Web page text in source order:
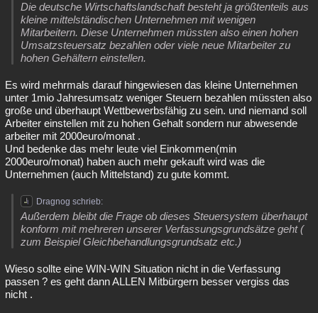
Die deutsche Wirtschaftslandschaft besteht ja größtenteils aus
kleine mittelständischen Unternehmen mit wenigen
Mitarbeitern. Diese Unternehmen müssten also einen hohen
Umsatzsteuersatz bezahlen oder viele neue Mitarbeiter zu
hohen Gehältern einstellen.
Es wird mehrmals darauf hingewiesen das kleine Unternehmen
unter 1mio Jahresumsatz weniger Steuern bezahlen müssten also
große und überhaupt Wettbewerbsfähig zu sein. und niemand soll
Arbeiter einstellen mit zu hohen Gehalt sondern nur abwesende
arbeiter mit 2000euro/monat .
Und bedenke das mehr leute viel Einkommen(min
2000euro/monat) haben auch mehr gekauft wird was die
Unternehmen (auch Mittelstand) zu gute kommt.
Dragnog schrieb:
Außerdem bleibt die Frage ob dieses Steuersystem überhaupt
konform mit mehreren unserer Verfassungsgrundsätze geht (
zum Beispiel Gleichbehandlungsgrundsatz etc.)
Wieso sollte eine WIN-WIN Situation nicht in die Verfassung
passen ? es geht dann ALLEN Mitbürgern besser vergiss das
nicht .